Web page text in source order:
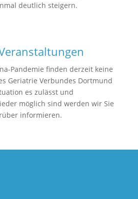
deutlich steigern.
Pandemie finden derzeit keine
Geriatrie Verbundes Dortmund
es zulässt und
möglich sind werden wir Sie
informieren.